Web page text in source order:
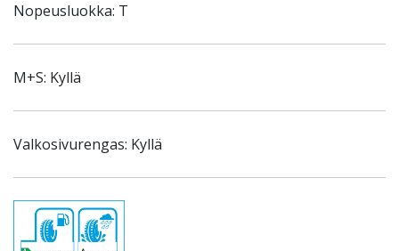
Nopeusluokka: T
M+S: Kyllä
Valkosivurengas: Kyllä